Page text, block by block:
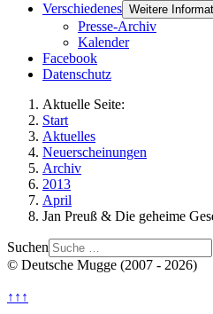
Verschiedenes Weitere
Presse-Archiv
Kalender
Facebook
Datenschutz
Aktuelle Seite:
Start
Aktuelles
Neuerscheinungen
Archiv
2013
April
Jan Preuß & Die geheime
Suchen
© Deutsche Mugge (2007 - 2026)
↑↑↑